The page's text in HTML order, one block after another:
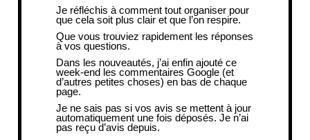
Je réfléchis à comment tout organiser pour
que cela soit plus clair et que l’on respire.
Que vous trouviez rapidement les réponses
à vos questions.
Dans les nouveautés, j’ai enfin ajouté ce
week-end les commentaires Google (et
d’autres petites choses) en bas de chaque
page.
Je ne sais pas si vos avis se mettent à jour
automatiquement une fois déposés. Je n’ai
pas reçu d’avis depuis.